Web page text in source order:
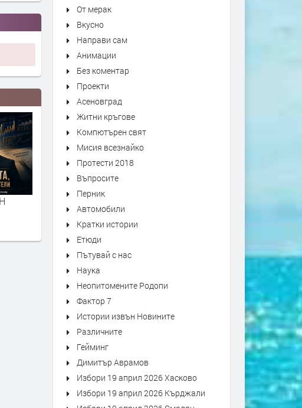
АЛТЕРНАТИВАТА С КАЛИН
МАНОЛОВ | 01.07.2026
преди 1 месец
От мерак
Вкусно
Направи сам
Анимации
Без коментар
Проекти
Асеновград
Житни кръгове
Компютърен свят
Мисия всезнайко
Протести 2018
Въпросите
Перник
Автомобили
Кратки истории
Етюди
Пътувай с нас
Наука
Неопитомените Родопи
Фактор 7
Истории извън Новините
Различните
Гейминг
Димитър Аврамов
Избори 19 април 2026 Хасково
Избори 19 април 2026 Кърджали